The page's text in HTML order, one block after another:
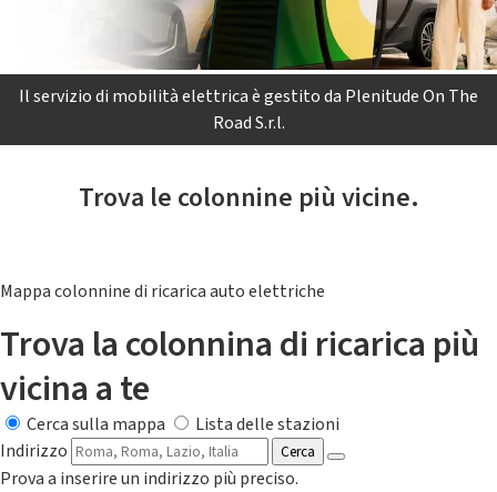
Il servizio di mobilità elettrica è gestito da Plenitude On The
Road S.r.l.
Trova le colonnine più vicine.
Mappa colonnine di ricarica auto elettriche
Trova la colonnina di ricarica più
vicina a te
Cerca sulla mappa
Lista delle stazioni
Indirizzo
Cerca
Prova a inserire un indirizzo più preciso.